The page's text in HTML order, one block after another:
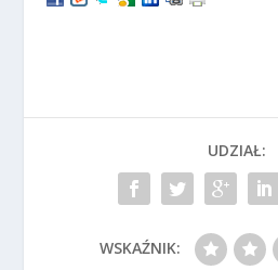
UDZIAŁ:
WSKAŹNIK: